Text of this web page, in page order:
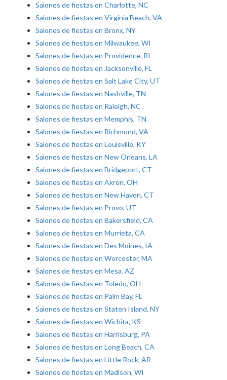
Salones de fiestas en Charlotte, NC
Salones de fiestas en Virginia Beach, VA
Salones de fiestas en Bronx, NY
Salones de fiestas en Milwaukee, WI
Salones de fiestas en Providence, RI
Salones de fiestas en Jacksonville, FL
Salones de fiestas en Salt Lake City, UT
Salones de fiestas en Nashville, TN
Salones de fiestas en Raleigh, NC
Salones de fiestas en Memphis, TN
Salones de fiestas en Richmond, VA
Salones de fiestas en Louisville, KY
Salones de fiestas en New Orleans, LA
Salones de fiestas en Bridgeport, CT
Salones de fiestas en Akron, OH
Salones de fiestas en New Haven, CT
Salones de fiestas en Provo, UT
Salones de fiestas en Bakersfield, CA
Salones de fiestas en Murrieta, CA
Salones de fiestas en Des Moines, IA
Salones de fiestas en Worcester, MA
Salones de fiestas en Mesa, AZ
Salones de fiestas en Toledo, OH
Salones de fiestas en Palm Bay, FL
Salones de fiestas en Staten Island, NY
Salones de fiestas en Wichita, KS
Salones de fiestas en Harrisburg, PA
Salones de fiestas en Long Beach, CA
Salones de fiestas en Little Rock, AR
Salones de fiestas en Madison, WI